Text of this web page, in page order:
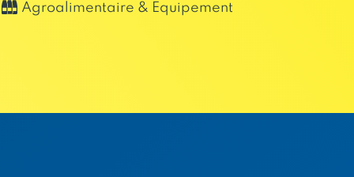
Agroalimentaire & Equipement